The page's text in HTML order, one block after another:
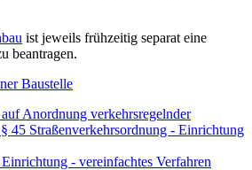
ist jeweils frühzeitig separat eine
beantragen.
Baustelle
Anordnung verkehrsregelnder
45 Straßenverkehrsordnung - Einrichtung
- vereinfachtes Verfahren